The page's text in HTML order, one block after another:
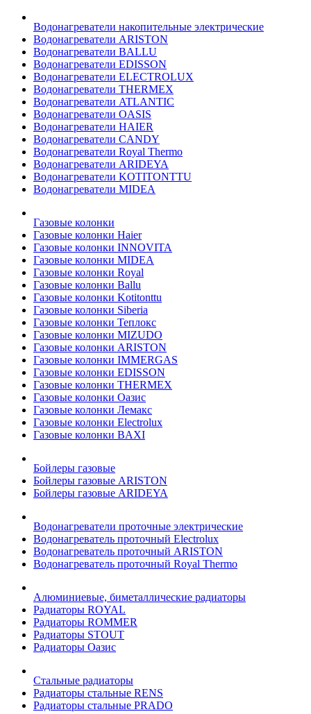
Водонагреватели накопительные электрические
Водонагреватели ARISTON
Водонагреватели BALLU
Водонагреватели EDISSON
Водонагреватели ELECTROLUX
Водонагреватели THERMEX
Водонагреватели ATLANTIC
Водонагреватели OASIS
Водонагреватели HAIER
Водонагреватели CANDY
Водонагреватели Royal Thermo
Водонагреватели ARIDEYA
Водонагреватели KOTITONTTU
Водонагреватели MIDEA
Газовые колонки
Газовые колонки Haier
Газовые колонки INNOVITA
Газовые колонки MIDEA
Газовые колонки Royal
Газовые колонки Ballu
Газовые колонки Kotitonttu
Газовые колонки Siberia
Газовые колонки Теплокс
Газовые колонки MIZUDO
Газовые колонки ARISTON
Газовые колонки IMMERGAS
Газовые колонки EDISSON
Газовые колонки THERMEX
Газовые колонки Оазис
Газовые колонки Лемакс
Газовые колонки Electrolux
Газовые колонки BAXI
Бойлеры газовые
Бойлеры газовые ARISTON
Бойлеры газовые ARIDEYA
Водонагреватели проточные электрические
Водонагреватель проточный Electrolux
Водонагреватель проточный ARISTON
Водонагреватель проточный Royal Thermo
Алюминиевые, биметаллические радиаторы
Радиаторы ROYAL
Радиаторы ROMMER
Радиаторы STOUT
Радиаторы Оазис
Стальные радиаторы
Радиаторы стальные RENS
Радиаторы стальные PRADO